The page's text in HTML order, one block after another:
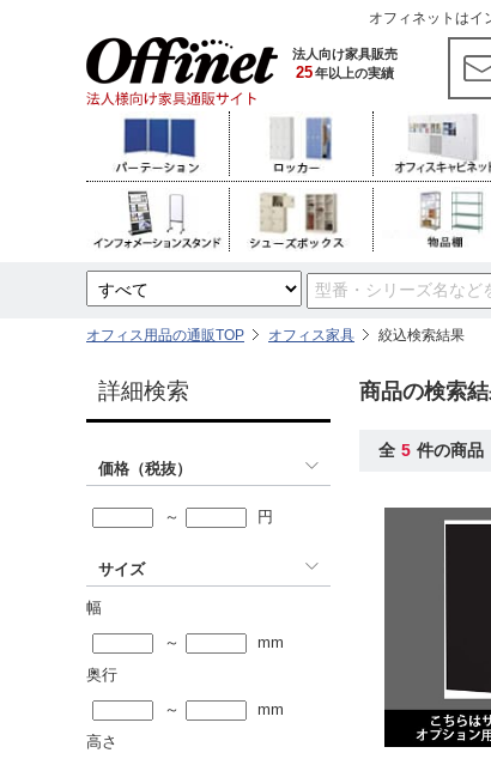
オフィネットはイ
法人向け家具販売
25年以上の実績
オフィス用品の通販TOP オフィス家具 絞込検索結果
詳細検索
価格（税抜）
～ 円
サイズ
幅
～
mm
奥行
～
mm
高さ
商品の検索
全 5 件の商品